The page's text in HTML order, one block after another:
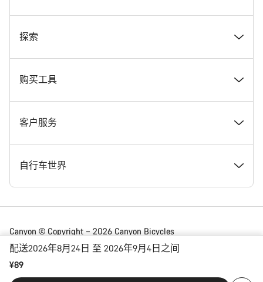
配送2026年8月24日 至 2026年9月4日之间
¥89
奖项
在 Canyon 工作
Canyon 新闻发布室
条款和条件
法律披露
数据保护声明
探索
新闻和故事
提示和建议
Canyon Home Koblenz
会员礼遇
Canyon App
购买工具
找到您梦寐以求的 Canyon 自行车
现货自行车
找到您的 Canyon 尺寸
自行车对比
客户服务
支持中心
服务网点
送货
自行车世界
公路车
砾石车
Canyon © Copyright – 2026 Canyon Bicycles
GmbH – 保留所有权利
China | 简体中文